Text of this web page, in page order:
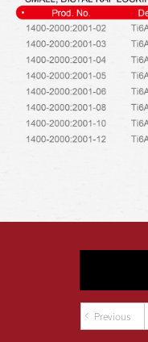
Previous